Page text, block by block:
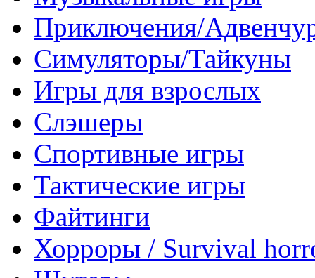
Приключения/
Симуляторы/Тайкуны
Игры для взрослых
Слэшеры
Спортивные игры
Тактические игры
Файтинги
Хорроры / Survival